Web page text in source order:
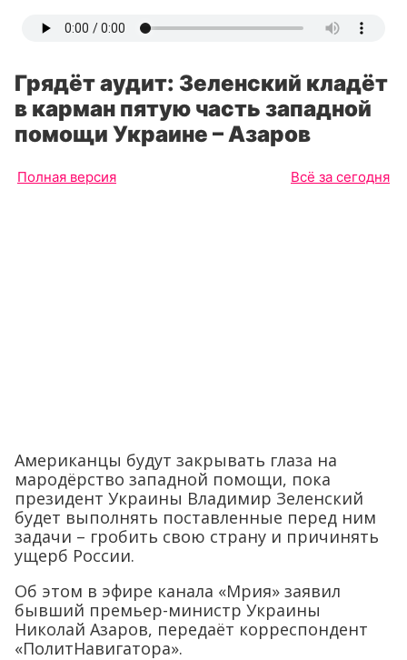
Грядёт аудит: Зеленский кладёт
в карман пятую часть западной
помощи Украине – Азаров
Полная версия Всё за сегодня
Американцы будут закрывать глаза на
мародёрство западной помощи, пока
президент Украины Владимир Зеленский
будет выполнять поставленные перед ним
задачи – гробить свою страну и причинять
ущерб России.
Об этом в эфире канала «Мрия» заявил
бывший премьер-министр Украины
Николай Азаров, передаёт корреспондент
«ПолитНавигатора».